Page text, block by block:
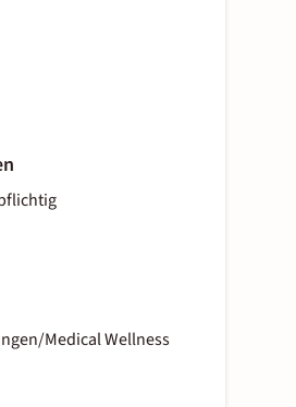
Medical Wellness